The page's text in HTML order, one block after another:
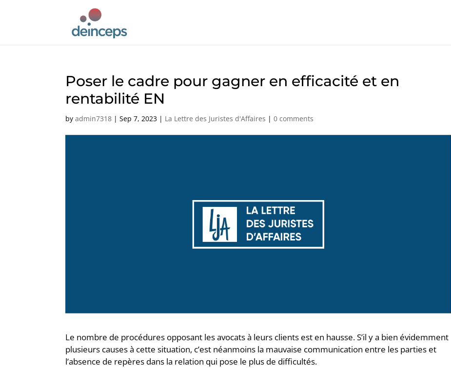
Poser le cadre pour gagner en efficacité et en
rentabilité EN
byadmin7318 |Sep 7, 2023 | La Lettre des Juristes d'Affaires |0 comments
Le nombre de procédures opposant les avocats à leurs clients est en hausse. S’il y a bien évidemment
plusieurs causes à cette situation, c’est néanmoins la mauvaise communication entre les parties et
l’absence de repères dans la relation qui pose le plus de difficultés.